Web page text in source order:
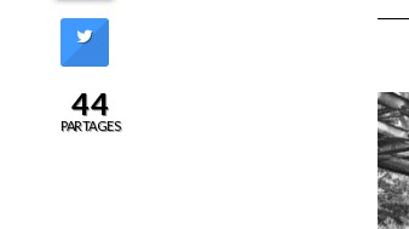
44
PARTAGES